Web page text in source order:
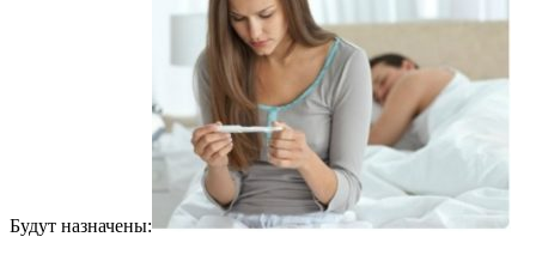
Будут назначены: